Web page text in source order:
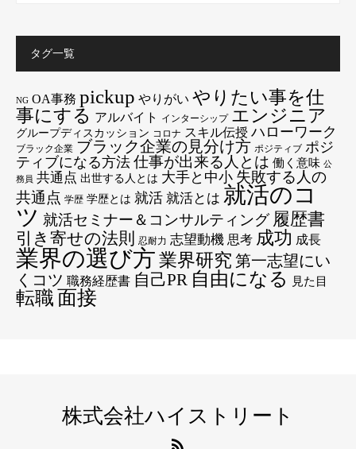
タグ一覧
NG OA事務 pickup やりがい やりたい事を仕
事にする アルバイト インターシップ エンジニア
グループディスカッション コロナ スキル伝授 ハローワーク
ブラック企業 ブラック企業の見分け方 ポジティブ ポジ
ティブになる方法 仕事が出来る人とは 働く意味 公
務員 共通点 出世する人とは 大手と中小 失敗する人の
共通点 学歴 学歴とは 就活 就活とは 就活のコ
ツ 就活セミナー＆コンサルティング 履歴書
引き寄せの法則
忍耐力 志望動機 思考 成功 成長
業界の選び方 業界研究 第一志望にい
くコツ 職務経歴書 自己PR 自由になる 見た目
転職面接
株式会社ハイストリート